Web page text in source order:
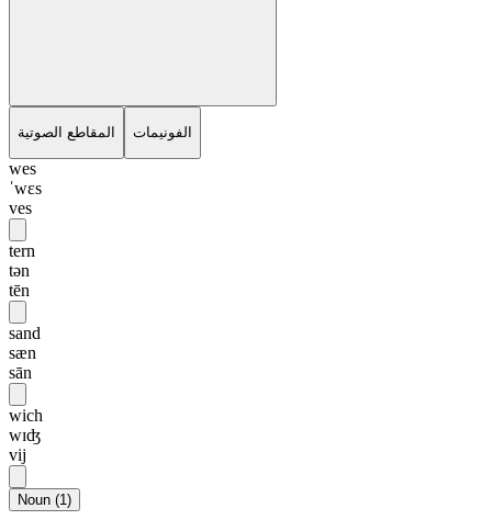
المقاطع الصوتية الفونيمات
wes
ˈwɛs
ves
tern
tən
tēn
sand
sæn
sān
wich
wɪʤ
vij
Noun (1)